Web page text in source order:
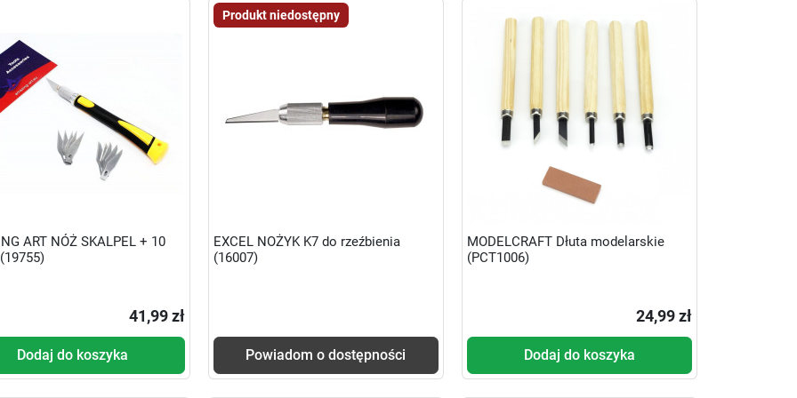
ART NÓŻ SKALPEL + 10
41,99 zł
Dodaj do koszyka
Produkt niedostępny
EXCEL NOŻYK K7 do rzeźbienia
(16007)
Powiadom o dostępności
MODELCRAFT Dłuta modelarskie
(PCT1006)
24,99 zł
Dodaj do koszyka